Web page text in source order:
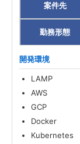
案件先
勤務形態
開発環境
LAMP
AWS
GCP
Docker
Kubernetes